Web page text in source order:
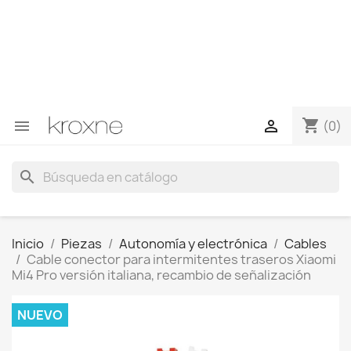
 shopping_cart (0)

search
Inicio Piezas Autonomía y electrónica
Cables
Cable conector para intermitentes traseros Xiaomi
Mi4 Pro versión italiana, recambio de señalización
NUEVO